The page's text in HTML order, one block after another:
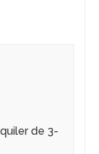
de 3-